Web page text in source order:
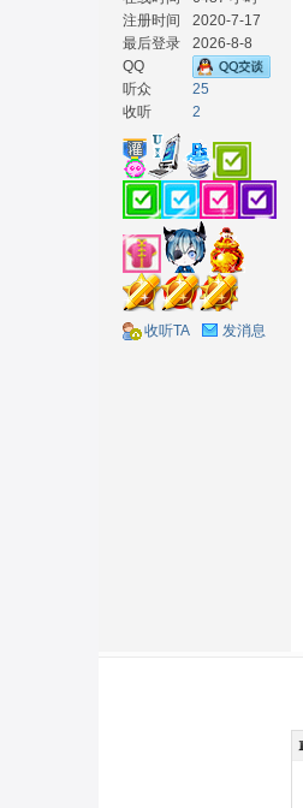
注册时间
2020-7-17
最后登录
2026-8-8
QQ
听众
25
收听
2
收听TA 发消息